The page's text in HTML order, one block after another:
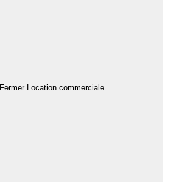
Fermer Location commerciale